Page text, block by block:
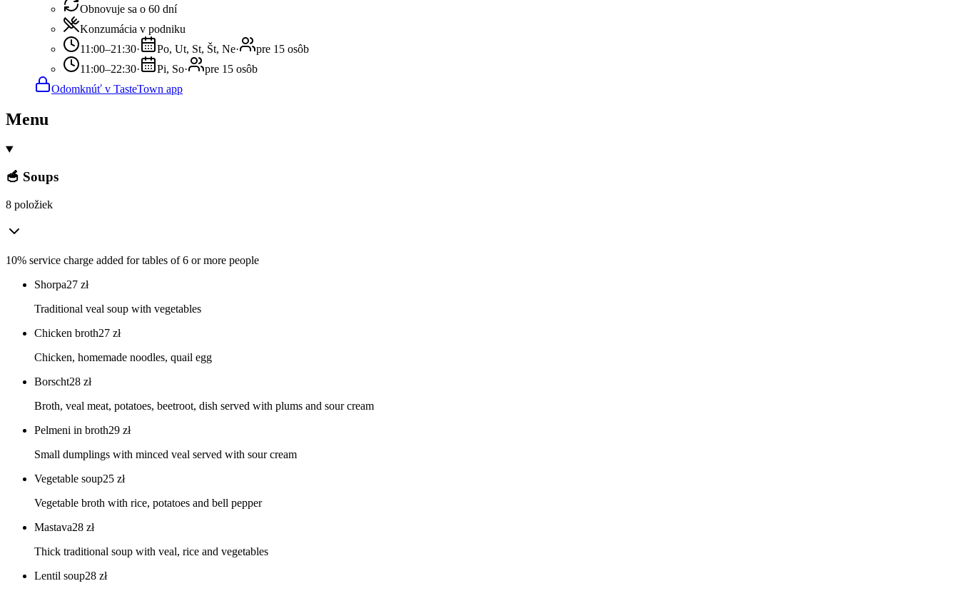
Obnovuje sa o 60 dní
Konzumácia v podniku
11:00–21:30· Po, Ut, St, Št, Ne·
pre 15 osôb
11:00–22:30· Pi, So·
pre 15 osôb
Odomknúť v TasteTown app
Menu
🥣 Soups
8 položiek
10% service charge added for tables of 6 or more people
Shorpa27 zł
Traditional veal soup with vegetables
Chicken broth27 zł
Chicken, homemade noodles, quail egg
Borscht28 zł
Broth, veal meat, potatoes, beetroot, dish served with plums and sour cream
Pelmeni in broth29 zł
Small dumplings with minced veal served with sour cream
Vegetable soup25 zł
Vegetable broth with rice, potatoes and bell pepper
Mastava28 zł
Thick traditional soup with veal, rice and vegetables
Lentil soup28 zł